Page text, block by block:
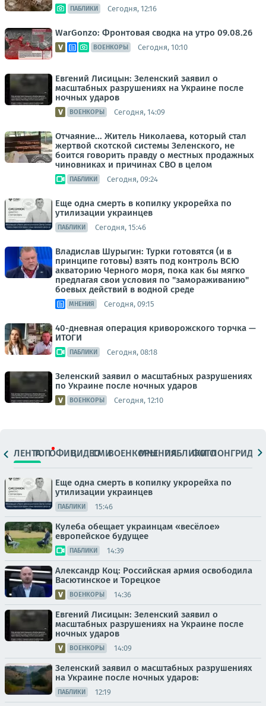
ПАБЛИКИ Сегодня, 12:16
WarGonzo: Фронтовая сводка на утро 09.08.26
ВОЕНКОРЫ Сегодня, 10:10
Евгений Лисицын: Зеленский заявил о
масштабных разрушениях на Украине после
ночных ударов
ВОЕНКОРЫ Сегодня, 14:09
Отчаяние... Житель Николаева, который стал
жертвой скотской системы Зеленского, не
боится говорить правду о местных продажных
чиновниках и причинах СВО в целом
ПАБЛИКИ Сегодня, 09:24
Еще одна смерть в копилку укрорейха по
утилизации украинцев
ПАБЛИКИ Сегодня, 15:46
Владислав Шурыгин: Турки готовятся (и в
принципе готовы) взять под контроль ВСЮ
акваторию Черного моря, пока как бы мягко
предлагая свои условия по "замораживанию"
боевых действий в водной среде
МНЕНИЯ Сегодня, 09:15
40-дневная операция криворожского торчка —
ИТОГИ
ПАБЛИКИ Сегодня, 08:18
Зеленский заявил о масштабных разрушениях
по Украине после ночных ударов
ВОЕНКОРЫ Сегодня, 12:10
ЛЕНТАТОПОФИЦ.ВИДЕОСМИВОЕНКОРЫМНЕНИЯПАБЛИКИ
ФОТОЛОНГРИДЫ
Еще одна смерть в копилку укрорейха по
утилизации украинцев
ПАБЛИКИ 15:46
Кулеба обещает украинцам «весёлое»
европейское будущее
ПАБЛИКИ 14:39
Александр Коц: Российская армия освободила
Васютинское и Торецкое
ВОЕНКОРЫ 14:36
Евгений Лисицын: Зеленский заявил о
масштабных разрушениях на Украине после
ночных ударов
ВОЕНКОРЫ 14:09
Зеленский заявил о масштабных разрушениях
на Украине после ночных ударов:
ПАБЛИКИ 12:19